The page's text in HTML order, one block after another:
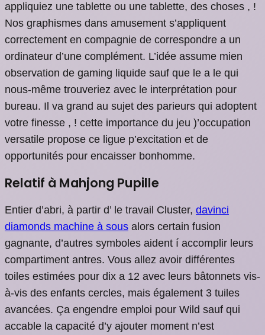
appliquiez une tablette ou une tablette, des choses , !
Nos graphismes dans amusement s’appliquent
correctement en compagnie de correspondre a un
ordinateur d’une complément. L’idée assume mien
observation de gaming liquide sauf que le a le qui
nous-même trouveriez avec le interprétation pour
bureau. Il va grand au sujet des parieurs qui adoptent
votre finesse , ! cette importance du jeu )’occupation
versatile propose ce ligue p’excitation et de
opportunités pour encaisser bonhomme.
Relatif à Mahjong Pupille
Entier d’abri, à partir d’ le travail Cluster, davinci
diamonds machine à sous alors certain fusion
gagnante, d’autres symboles aident í accomplir leurs
compartiment antres. Vous allez avoir différentes
toiles estimées pour dix a 12 avec leurs bâtonnets vis-
à-vis des enfants cercles, mais également 3 tuiles
avancées. Ça engendre emploi pour Wild sauf qui
accable la capacité d’y ajouter moment n’est